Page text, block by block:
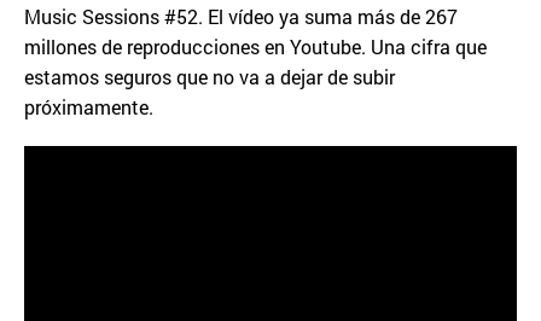
Music Sessions #52. El vídeo ya suma más de 267
millones de reproducciones en Youtube. Una cifra que
estamos seguros que no va a dejar de subir
próximamente.